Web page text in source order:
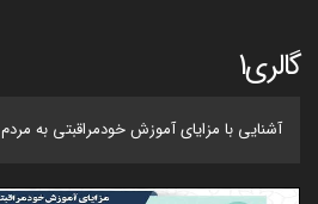
گالری1
آشنایی با مزایای آموزش خودمراقبتی به مردم